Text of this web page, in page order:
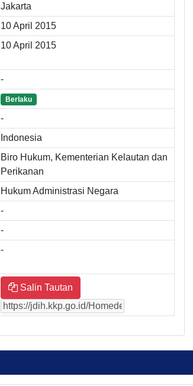
Jakarta
10 April 2015
10 April 2015
-
Berlaku
-
Indonesia
Biro Hukum, Kementerian Kelautan dan
Perikanan
Hukum Administrasi Negara
-
-
-
Salin Tautan